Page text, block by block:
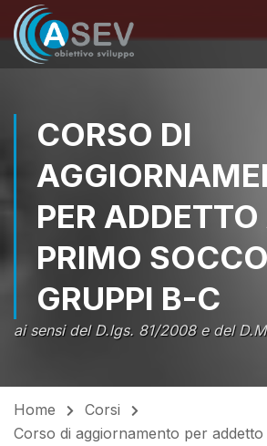
CORSO DI
PER
PRIMO
GRUPPI B-C
ai sensi del D.lgs. 81/2008 e del
Home
Corsi
Corso di aggiornamento per